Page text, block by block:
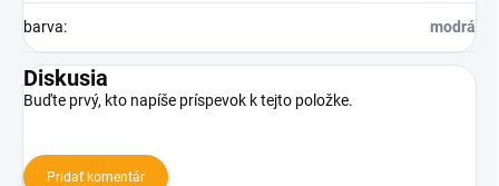
barva: modrá
Diskusia
Buďte prvý, kto napíše príspevok k tejto položke.
Pridať komentár